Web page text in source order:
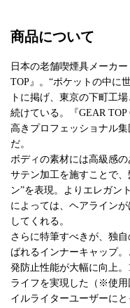
商品について
日本の老舗喫煙具メーカ
TOP』。“ポケットの中に
トに掲げ、東京の下町工
続けている。『GEAR
高きプロフェッショナル
だ。
ボディの素材には高級感
サテン加工を施すことで
ン”を表現。よりエレガン
によっては、ヘアライン
してくれる。
さらに特筆すべきが、独
ばれるインナーキャップ
発防止性能が大幅に向上
ライフを実現した（※使用
イルライターユーザーに